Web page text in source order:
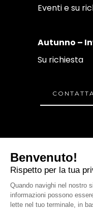
Eventi e su
Autunno –
Su richiesta